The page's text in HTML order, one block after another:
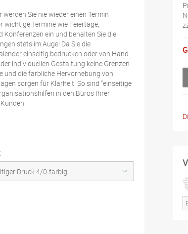
Sie nie wieder einen Termin
wichtige Termine wie Feiertage,
Konferenzen ein und behalten Sie die
stets im Auge! Da Sie die
einseitig bedrucken oder von Hand
individuellen Gestaltung keine Grenzen
und die farbliche Hervorhebung von
sorgen für Klarheit. So sind "einseitige
in den Büros Ihrer
Druck 4/0-farbig